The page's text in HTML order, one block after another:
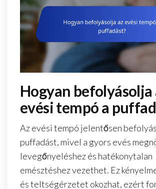
Hogyan befolyásolja
evési tempó a
Az evési tempó jelentősen
puffadást, mivel a gyors evés
levegőnyeléshez és hatékonytalan
emésztéshez vezethet. Ez
és teltségérzetet okozhat, ezért